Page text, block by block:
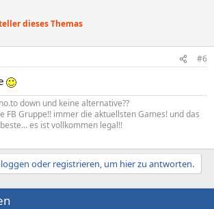
dieses Themas
#6
down und keine alternative??
FB Gruppe!! immer die aktuellsten Games! und das
beste... es ist vollkommen legal!!
oder registrieren, um hier zu antworten.